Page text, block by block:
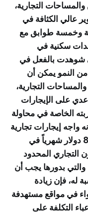
التجارية،
عالي الكثافة في
وخمسة طوابق مع
سكنية في
شوهدت بالفعل في
النمو يمكن أن
التجارية،
على الإيجارات
الخاصة في محاولة
واجه إيجارات تجارية
مرتفعة للغاية، مثل مساحة تبلغ 8000 دولار شهرياً في
التجاري المحدود
والتي بدورها يجب أن
له، فإن زيادة
في مواقع مستهدفة
التكلفة على